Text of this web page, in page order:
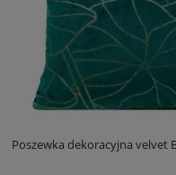
Poszewka dekoracyjna velvet